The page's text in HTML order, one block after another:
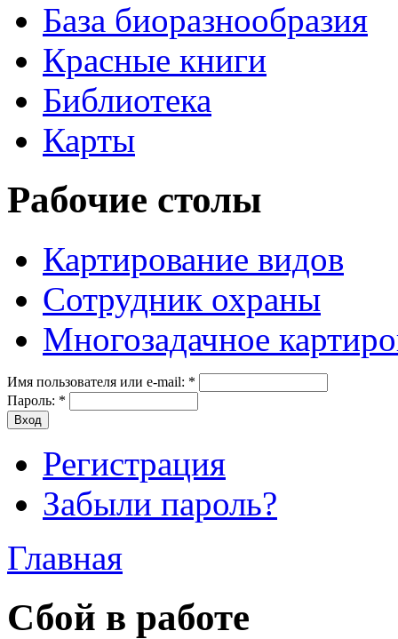
База биоразнообразия
Красные книги
Библиотека
Карты
Рабочие столы
Картирование видов
Сотрудник охраны
Многозадачное
Имя пользователя или e-mail: *
Пароль: *
Регистрация
Забыли пароль?
Главная
Сбой в работе